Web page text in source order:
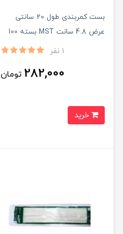
بست کمربندی طول 20 سانتی
عرض 4.8 سانت MST بسته 100
1 نفر
282,000 تومان